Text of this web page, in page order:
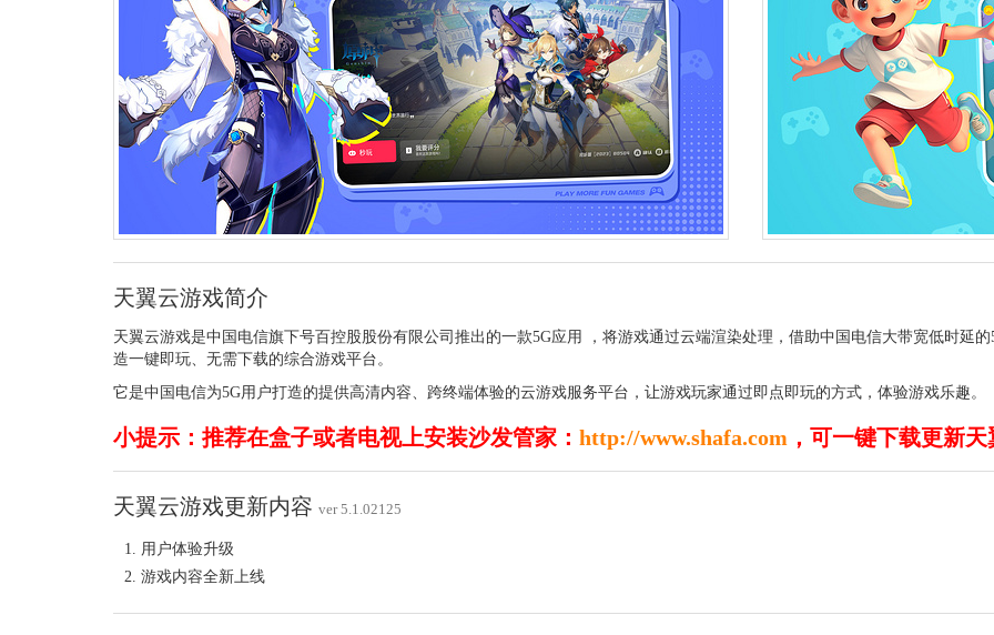
天翼云游戏简介
天翼云游戏是中国电信旗下号百控股股份有限公司推出的一款5G应用 ，将游戏通过云端渲染处理，借助中国电信大带宽低时延
造一键即玩、无需下载的综合游戏平台。
它是中国电信为5G用户打造的提供高清内容、跨终端体验的云游戏服务平台，让游戏玩家通过即点即玩的方式，体验游戏乐趣。
小提示：推荐在盒子或者电视上安装沙发管家： http://www.shafa.com ，可一键下载更新
天翼云游戏更新内容 ver 5.1.02125
用户体验升级
游戏内容全新上线